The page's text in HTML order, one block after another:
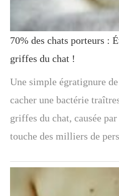
70% des chats porteurs :
griffes du chat !
Une simple égratignure
cacher une bactérie
griffes du chat, causée
touche des milliers de